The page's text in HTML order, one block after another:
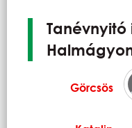
Tanévnyitó
Görcsös